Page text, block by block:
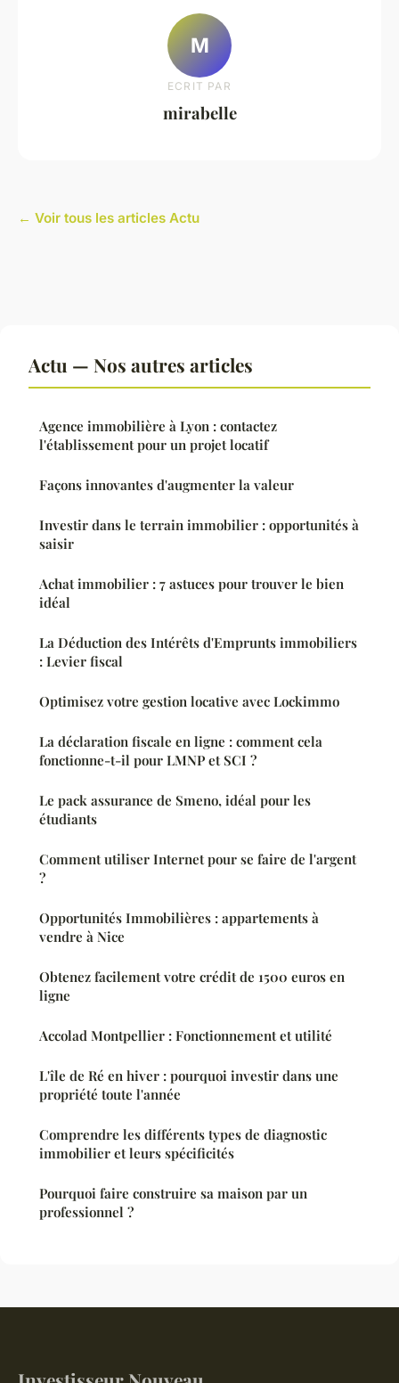
M
ECRIT PAR
mirabelle
← Voir tous les articles Actu
Actu — Nos autres articles
Agence immobilière à Lyon : contactez
l'établissement pour un projet locatif
Façons innovantes d'augmenter la valeur
Investir dans le terrain immobilier : opportunités à
saisir
Achat immobilier : 7 astuces pour trouver le bien
idéal
La Déduction des Intérêts d'Emprunts immobiliers
: Levier fiscal
Optimisez votre gestion locative avec Lockimmo
La déclaration fiscale en ligne : comment cela
fonctionne-t-il pour LMNP et SCI ?
Le pack assurance de Smeno, idéal pour les
étudiants
Comment utiliser Internet pour se faire de l'argent
?
Opportunités Immobilières : appartements à
vendre à Nice
Obtenez facilement votre crédit de 1500 euros en
ligne
Accolad Montpellier : Fonctionnement et utilité
L'île de Ré en hiver : pourquoi investir dans une
propriété toute l'année
Comprendre les différents types de diagnostic
immobilier et leurs spécificités
Pourquoi faire construire sa maison par un
professionnel ?